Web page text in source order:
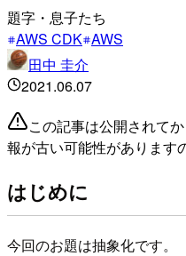
題字・息子たち
AWS CDK AWS
田中 圭介
2021.06.07
この記事は公開されて
報が古い可能性があります
はじめに
今回のお題は抽象化です。